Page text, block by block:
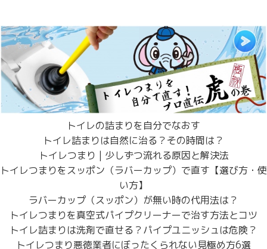
トイレの詰まりを自分でなおす
トイレ詰まりは自然に治る？その時間は？
トイレつまり | 少しずつ流れる原因と解決法
トイレつまりをスッポン（ラバーカップ）で直す【選び方・使
い方】
ラバーカップ（スッポン）が無い時の代用法は？
トイレつまりを真空式パイプクリーナーで治す方法とコツ
トイレ詰まりは洗剤で直せる？パイプユニッシュは危険？
トイレつまり悪徳業者にぼったくられない見極め方6選